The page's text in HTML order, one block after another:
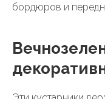
бордюров и